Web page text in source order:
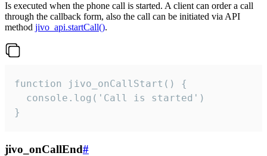
Is executed when the phone call is started. A client can order a call
through the callback form, also the call can be initiated via API
method jivo_api.startCall().
function jivo_onCallStart() {
  console.log('Call is started')
}
jivo_onCallEnd#